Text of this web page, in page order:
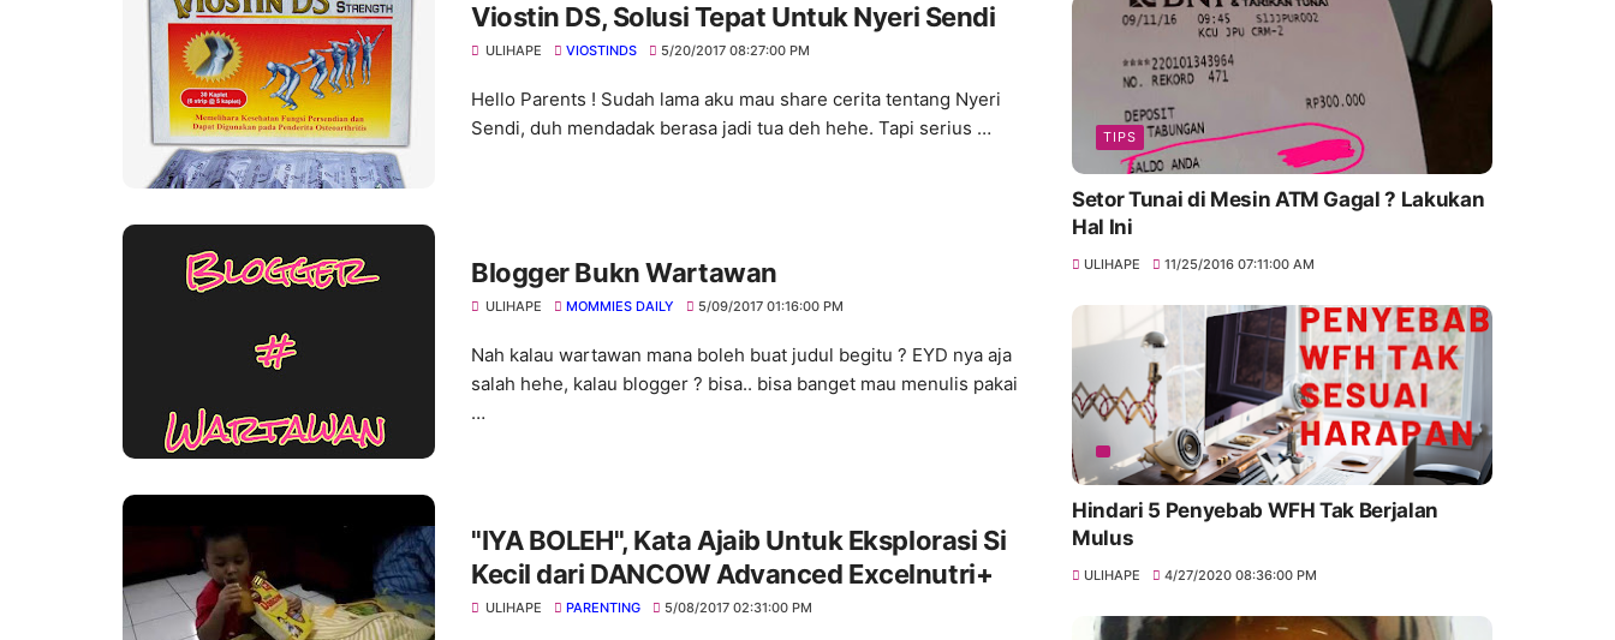
Viostin DS, Solusi Tepat Untuk Nyeri Sendi
ULIHAPE VIOSTINDS 5/20/2017 08:27:00 PM
Hello Parents ! Sudah lama aku mau share cerita tentang Nyeri
Sendi, duh mendadak berasa jadi tua deh hehe. Tapi serius …
Blogger Bukn Wartawan
ULIHAPE MOMMIES DAILY 5/09/2017 01:16:00 PM
Nah kalau wartawan mana boleh buat judul begitu ? EYD nya aja
salah hehe, kalau blogger ? bisa.. bisa banget mau menulis pakai
…
"IYA BOLEH", Kata Ajaib Untuk Eksplorasi Si
Kecil dari DANCOW Advanced Excelnutri+
ULIHAPE PARENTING 5/08/2017 02:31:00 PM
TIPS
Setor Tunai di Mesin ATM Gagal ? Lakukan
Hal Ini
ULIHAPE 11/25/2016 07:11:00 AM
Hindari 5 Penyebab WFH Tak Berjalan
Mulus
ULIHAPE 4/27/2020 08:36:00 PM